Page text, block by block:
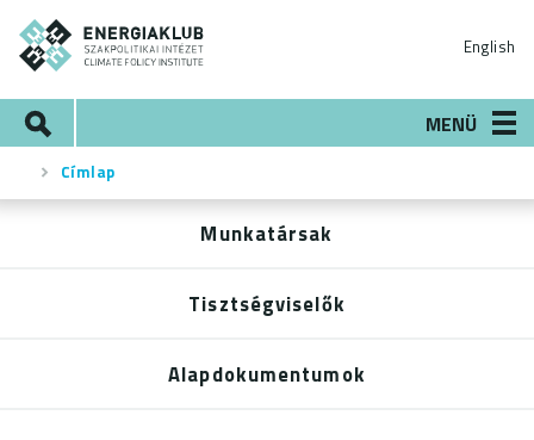
Ugrás
tartalomra
English
MENÜ
Morzsa
Címlap
Munkatársak
Tisztségviselők
Alapdokumentumok